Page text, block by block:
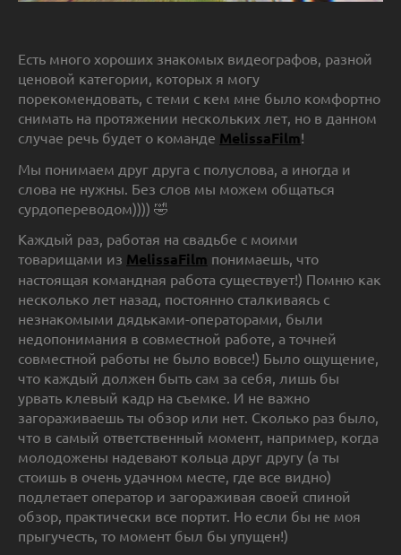
Есть много хороших знакомых видеографов, разной
ценовой категории, которых я могу
порекомендовать, с теми с кем мне было комфортно
снимать на протяжении нескольких лет, но в данном
случае речь будет о команде MelissaFilm!
Мы понимаем друг друга с полуслова, а иногда и
слова не нужны. Без слов мы можем общаться
сурдопереводом)))) 🤣
Каждый раз, работая на свадьбе с моими
товарищами из MelissaFilm понимаешь, что
настоящая командная работа существует!) Помню как
несколько лет назад, постоянно сталкиваясь с
незнакомыми дядьками-операторами, были
недопонимания в совместной работе, а точней
совместной работы не было вовсе!) Было ощущение,
что каждый должен быть сам за себя, лишь бы
урвать клевый кадр на съемке. И не важно
загораживаешь ты обзор или нет. Сколько раз было,
что в самый ответственный момент, например, когда
молодожены надевают кольца друг другу (а ты
стоишь в очень удачном месте, где все видно)
подлетает оператор и загораживая своей спиной
обзор, практически все портит. Но если бы не моя
прыгучесть, то момент был бы упущен!)